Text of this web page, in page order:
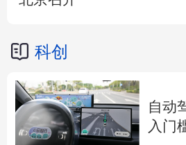
科创
自动
入门